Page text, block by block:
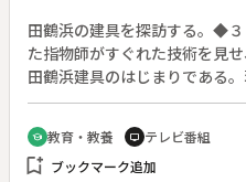
田鶴浜の建具を探訪する。◆
た指物師がすぐれた技術を見
田鶴浜建具のはじまりである
の職人が活躍している。帯戸
立、そして塗建具の名品を見
を使った遠藤外数さんの組子
いた。◆日本人らしい美の感覚
school 教育・教養 tv テレビ番組
bookmark_add ブックマーク追加